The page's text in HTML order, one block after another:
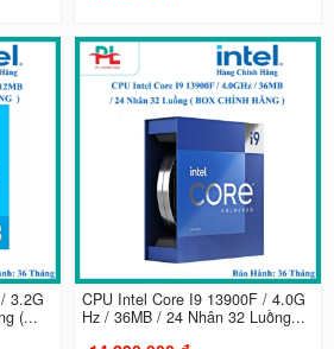
3.2G
(...
CPU Intel Core I9 13900F / 4.0G
Hz / 36MB / 24 Nhân 32 Luồng...